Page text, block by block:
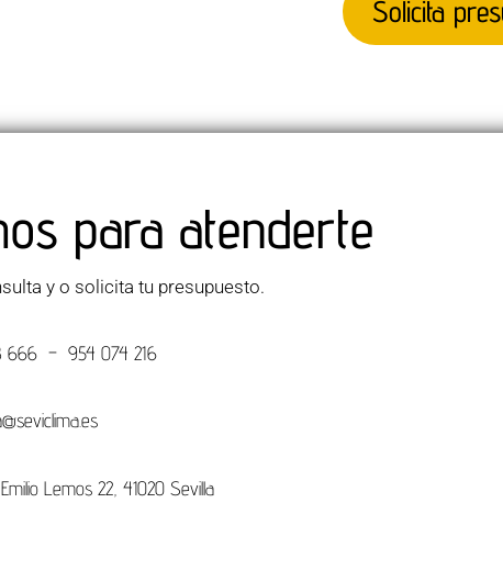
Solicita
para atenderte
y o solicita tu presupuesto.
666 – 954 074 216
Lemos 22, 41020 Sevilla